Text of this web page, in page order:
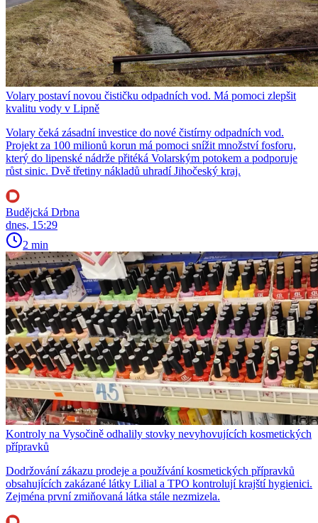
Volary postaví novou čističku odpadních vod. Má pomoci zlepšit
kvalitu vody v Lipně
Volary čeká zásadní investice do nové čistírny odpadních vod.
Projekt za 100 milionů korun má pomoci snížit množství fosforu,
který do lipenské nádrže přitéká Volarským potokem a podporuje
růst sinic. Dvě třetiny nákladů uhradí Jihočeský kraj.
Budějcká Drbna
dnes, 15:29
2 min
Kontroly na Vysočině odhalily stovky nevyhovujících kosmetických
přípravků
Dodržování zákazu prodeje a používání kosmetických přípravků
obsahujících zakázané látky Lilial a TPO kontrolují krajští hygienici.
Zejména první zmiňovaná látka stále nezmizela.